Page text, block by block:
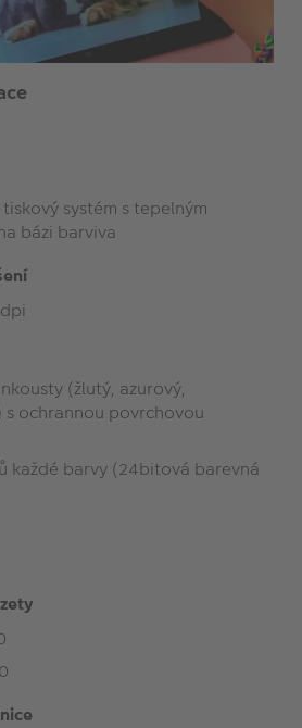
systém s tepelným
bázi barviva
(žlutý, azurový,
ochrannou povrchovou
každé barvy (24bitová barevná